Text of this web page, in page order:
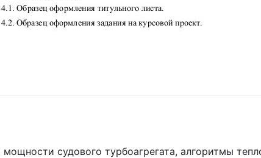
судового турбоагрегата, алгоритмы